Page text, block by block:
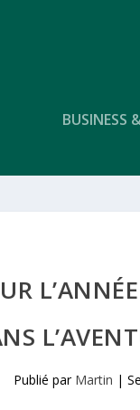
BUSINESS
Publié par Martin |